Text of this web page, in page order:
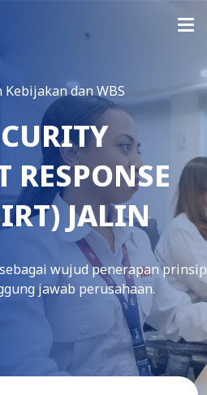
dan WBS
RESPONSE
JALIN
wujud penerapan prinsip
jawab perusahaan.